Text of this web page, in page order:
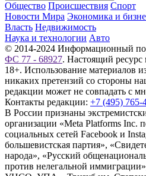
Общество Происшествия Спорт
Новости Мира Экономика и
Власть Недвижимость
Наука и технологии Авто
© 2014-2024 Информационный
ФС 77 - 68927. Настоящий ресурс
18+. Использование материалов
никаких претензий со стороны
редакции может не совпадать с
Контакты редакции: +7 (495) 765-
В России признаны
организации «Meta Platforms Inc.
социальных сетей Facebook и
большевистская партия»,
народа», «Русский
против нелегальной